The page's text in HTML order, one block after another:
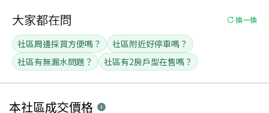
大家都在問 換一換
社區周邊採買方便嗎？
社區附近好停車嗎？
社區有無漏水問題？
社區有2房戶型在售嗎？
本社區成交價格